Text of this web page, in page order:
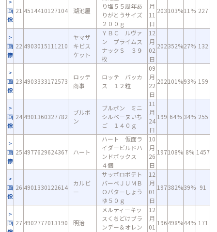
画
像
21 4514410127104 湖池屋
り塩５５周年あ
りがとうサイズ
２００ｇ
月
11
日
203103%11% 227
画
像
22 4903015111210
ヤマザ
キビス
ケット
ＹＢＣ ルヴァ
ン プライムス
ナックＳ ３９
枚
12
月
02
日
202352%27% 132
画
像
23 4903333172573
ロッテ
商事
ロッテ バッカ
ス １２粒
09
月
22
日
202101%93% 159
画
像
24 4901360327782
ブルボ
ン
ブルボン ミニ
シルベーヌいち
ご １４０ｇ
11
月
24
日
199 64% 34% 255
画
像
25 4977629624367 ハート
ハート 仮面ラ
イダービルドハ
ンドボックス
４個
10
月
26
日
197108% 8% 1457
画
像
26 4901330122614
カルビ
ー
サッポロポテト
バーベＪＵＭＢ
Ｏバターしょう
ゆ５０ｇ
12
月
01
日
197382%39% 91
画 27 4902777013190 明治
メルティーキッ
スくちどけブラ
ンデー＆オレン
12
月
01
196498%44% 171